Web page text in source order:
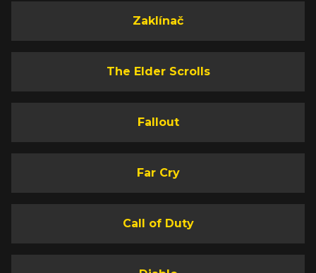
Zaklínač
The Elder Scrolls
Fallout
Far Cry
Call of Duty